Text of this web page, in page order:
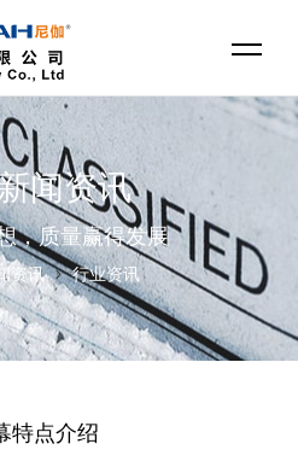
闻资讯
，质量赢得发展
资讯 行业资讯
特点介绍